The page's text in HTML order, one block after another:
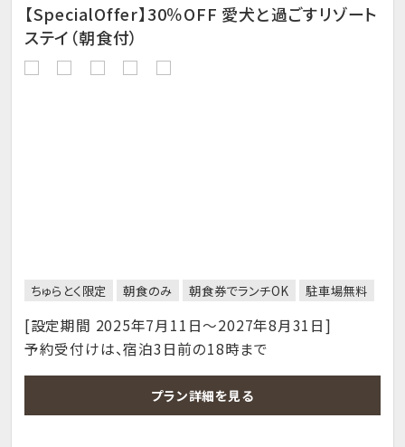
【SpecialOffer】30％OFF 愛犬と過ごすリゾート
ステイ（朝食付）
ちゅらとく限定 朝食のみ 朝食券でランチOK 駐車場無料
[設定期間 2025年7月11日～2027年8月31日]
予約受付けは、宿泊3日前の18時まで
プラン詳細を見る